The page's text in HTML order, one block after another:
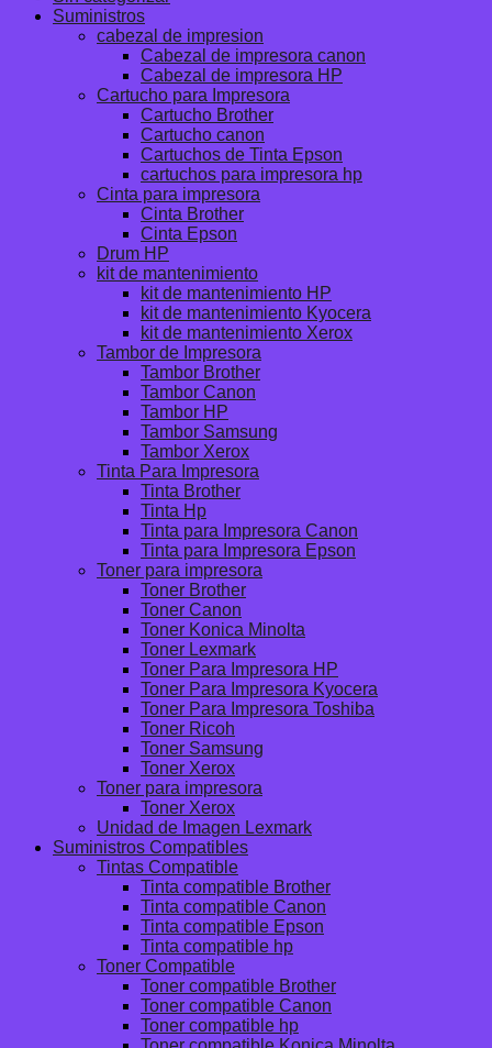
Suministros
cabezal de impresion
Cabezal de impresora canon
Cabezal de impresora HP
Cartucho para Impresora
Cartucho Brother
Cartucho canon
Cartuchos de Tinta Epson
cartuchos para impresora hp
Cinta para impresora
Cinta Brother
Cinta Epson
Drum HP
kit de mantenimiento
kit de mantenimiento HP
kit de mantenimiento Kyocera
kit de mantenimiento Xerox
Tambor de Impresora
Tambor Brother
Tambor Canon
Tambor HP
Tambor Samsung
Tambor Xerox
Tinta Para Impresora
Tinta Brother
Tinta Hp
Tinta para Impresora Canon
Tinta para Impresora Epson
Toner para impresora
Toner Brother
Toner Canon
Toner Konica Minolta
Toner Lexmark
Toner Para Impresora HP
Toner Para Impresora Kyocera
Toner Para Impresora Toshiba
Toner Ricoh
Toner Samsung
Toner Xerox
Toner para impresora
Toner Xerox
Unidad de Imagen Lexmark
Suministros Compatibles
Tintas Compatible
Tinta compatible Brother
Tinta compatible Canon
Tinta compatible Epson
Tinta compatible hp
Toner Compatible
Toner compatible Brother
Toner compatible Canon
Toner compatible hp